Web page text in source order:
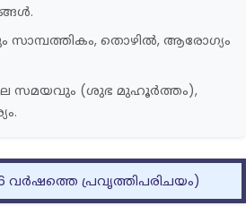
സാമ്പത്തികം, തൊഴിൽ, ആരോഗ്യം
സമയവും (ശുഭ മുഹൂർത്തം),
വർഷത്തെ പ്രവൃത്തിപരിചയം)